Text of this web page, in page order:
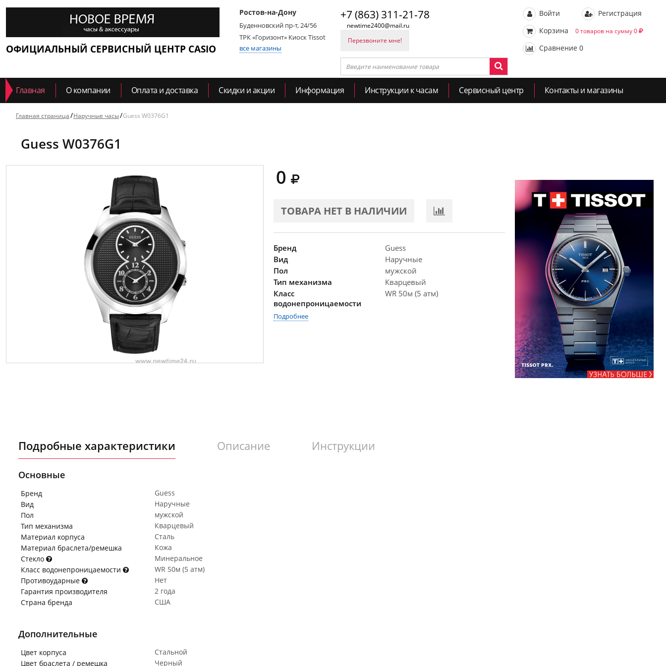
ОФИЦИАЛЬНЫЙ СЕРВИСНЫЙ ЦЕНТР CASIO
Ростов-на-Дону
Буденновский пр-т, 24/56
ТРК «Горизонт» Киоск Tissot
все магазины
+7 (863) 311-21-78
newtime2400@mail.ru
Перезвоните мне!
Войти
Регистрация
Корзина
0 товаров на сумму 0
Сравнение 0
Главная О компании Оплата и доставка Скидки и акции Информация Инструкции к часам Сервисный центр Контакты и магазины
Главная страница Наручные часы Guess W0376G1
Guess W0376G1
0
ТОВАРА НЕТ В НАЛИЧИИ
Бренд
Guess
Вид
Наручные
Пол
мужской
Тип механизма
Кварцевый
Класс
водонепроницаемости
WR 50м (5 атм)
Подробнее
Подробные характеристики Описание Инструкции
Основные
Бренд
Guess
Вид
Наручные
Пол
мужской
Тип механизма
Кварцевый
Материал корпуса
Сталь
Материал браслета/ремешка
Кожа
Стекло
Минеральное
Класс водонепроницаемости
WR 50м (5 атм)
Противоударные
Нет
Гарантия производителя
2 года
Страна бренда
США
Дополнительные
Цвет корпуса
Стальной
Цвет браслета / ремешка
Черный